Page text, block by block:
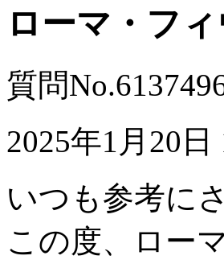
ローマ・フ
質問
2025年1月20日
いつも参考に
この度、ロー